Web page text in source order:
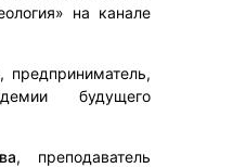
на канале
, предприниматель,
будущего
, преподаватель